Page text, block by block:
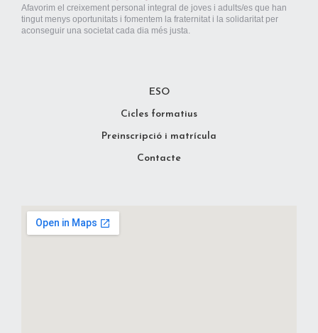
Afavorim el creixement personal integral de joves i adults/es que han
tingut menys oportunitats i fomentem la fraternitat i la solidaritat per
aconseguir una societat cada dia més justa.
ESO
Cicles formatius
Preinscripció i matrícula
Contacte